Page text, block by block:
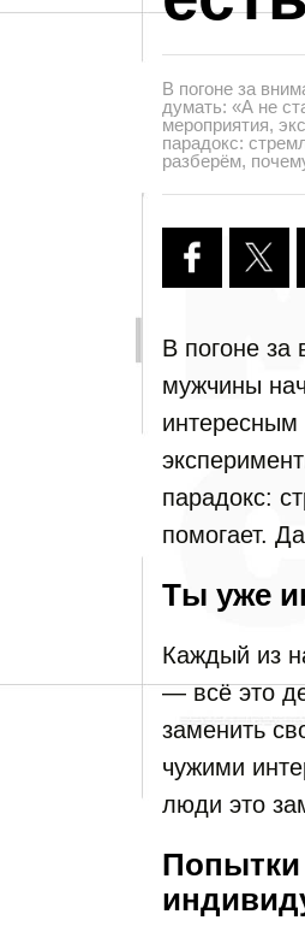
В погоне за
думать: «А не
мероприятия,
парадокс:
разберём,
В погоне
мужчины
парадокс:
помогает.
Ты уже
Каждый из
— всё это
заменить
чужими
люди это
Попытки